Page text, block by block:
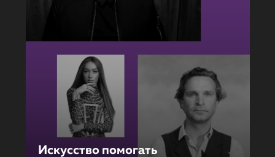
Искусство помогать